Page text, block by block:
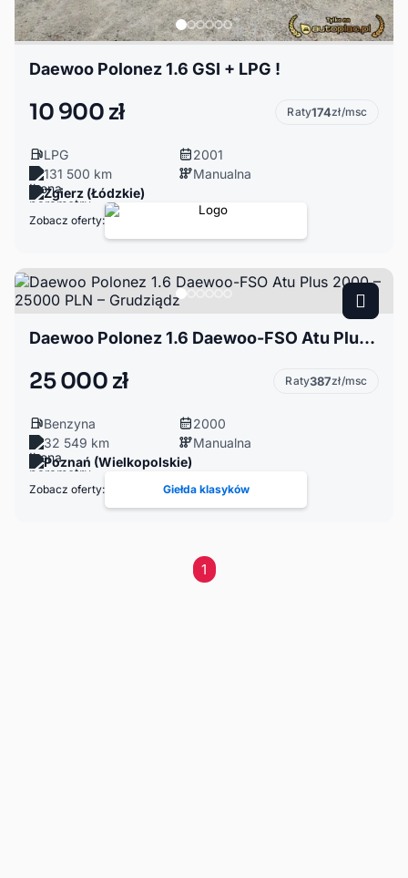
Daewoo Polonez 1.6 GSI + LPG !
10 900 zł Raty174zł/msc
LPG
2001
131 500 km
Manualna
Zgierz (Łódzkie)
Zobacz oferty:
Daewoo Polonez 1.6 Daewoo-FSO Atu Plus 2000 – 25000 PLN – Grudziądz
25 000 zł Raty387zł/msc
Benzyna
2000
32 549 km
Manualna
Poznań (Wielkopolskie)
Zobacz oferty: Giełda klasyków
1